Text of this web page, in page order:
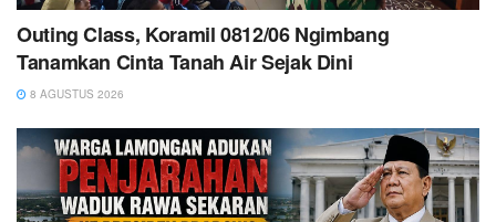
Outing Class, Koramil 0812/06 Ngimbang
Tanamkan Cinta Tanah Air Sejak Dini
8 AGUSTUS 2026